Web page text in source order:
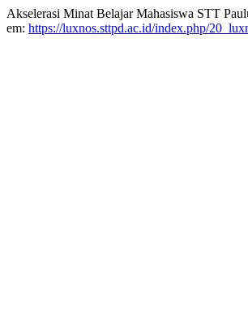
Akselerasi Minat Belajar Mahasiswa STT
em: https://luxnos.sttpd.ac.id/index.php/